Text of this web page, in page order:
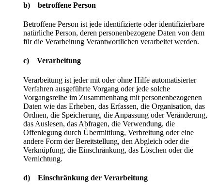
b) betroffene Person
Betroffene Person ist jede identifizierte oder identifizierbare
natürliche Person, deren personenbezogene Daten von dem
für die Verarbeitung Verantwortlichen verarbeitet werden.
c) Verarbeitung
Verarbeitung ist jeder mit oder ohne Hilfe automatisierter
Verfahren ausgeführte Vorgang oder jede solche
Vorgangsreihe im Zusammenhang mit personenbezogenen
Daten wie das Erheben, das Erfassen, die Organisation, das
Ordnen, die Speicherung, die Anpassung oder Veränderung,
das Auslesen, das Abfragen, die Verwendung, die
Offenlegung durch Übermittlung, Verbreitung oder eine
andere Form der Bereitstellung, den Abgleich oder die
Verknüpfung, die Einschränkung, das Löschen oder die
Vernichtung.
d) Einschränkung der Verarbeitung